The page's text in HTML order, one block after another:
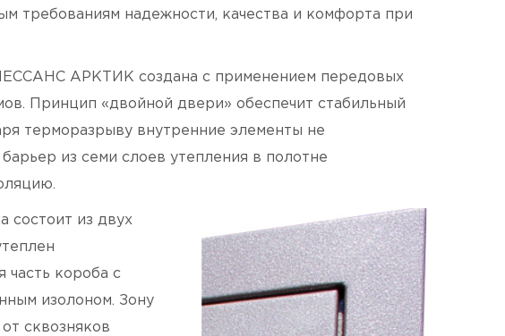
требованиям надежности, качества и комфорта при
АРКТИК создана с применением передовых
Принцип «двойной двери» обеспечит стабильный
терморазрыву внутренние элементы не
из семи слоев утепления в полотне
состоит из двух
часть короба с
изолоном. Зону
сквозняков